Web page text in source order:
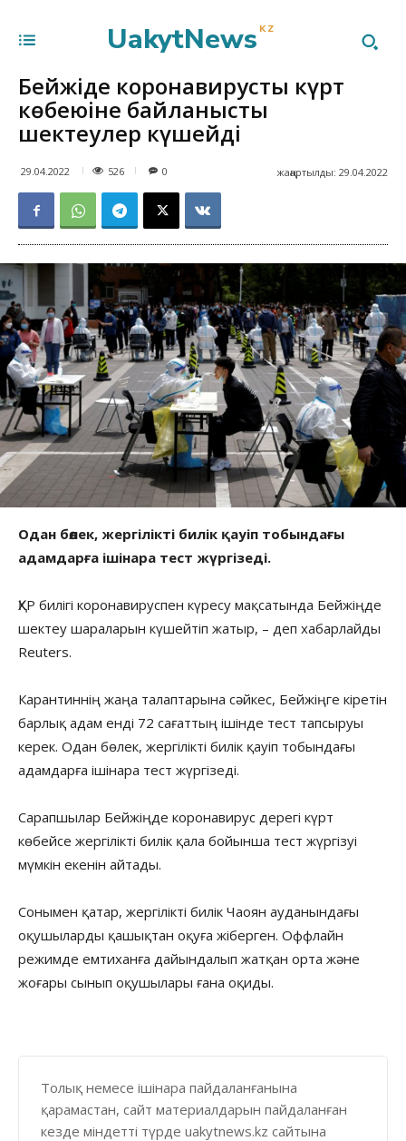
UakytNews KZ
Бейжіңде коронавирустың күрт
көбеюіне байланысты
шектеулер күшейді
29.04.2022 526 жаңартылды: 29.04.2022
0
Одан бөлек, жергілікті билік қауіп тобындағы
адамдарға ішінара тест жүргізеді.
ҚХР билігі коронавируспен күресу мақсатында Бейжіңде
шектеу шараларын күшейтіп жатыр, – деп хабарлайды
Reuters.
Карантиннің жаңа талаптарына сәйкес, Бейжіңге кіретін
барлық адам енді 72 сағаттың ішінде тест тапсыруы
керек. Одан бөлек, жергілікті билік қауіп тобындағы
адамдарға ішінара тест жүргізеді.
Сарапшылар Бейжіңде коронавирус дерегі күрт
көбейсе жергілікті билік қала бойынша тест жүргізуі
мүмкін екенін айтады.
Сонымен қатар, жергілікті билік Чаоян ауданындағы
оқушыларды қашықтан оқуға жіберген. Оффлайн
режимде емтиханға дайындалып жатқан орта және
жоғары сынып оқушылары ғана оқиды.
Толық немесе ішінара пайдаланғанына
қарамастан, сайт материалдарын пайдаланған
кезде міндетті түрде uakytnews.kz сайтына